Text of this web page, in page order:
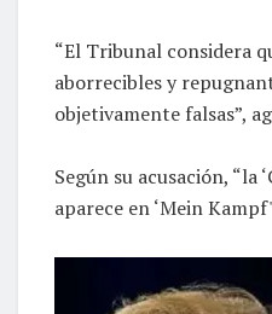
“El Tribunal considera
aborrecibles y
objetivamente falsas”,
Según su acusación,
aparece en ‘Mein